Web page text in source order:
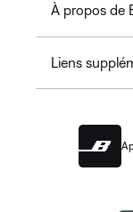
À propos de
Liens